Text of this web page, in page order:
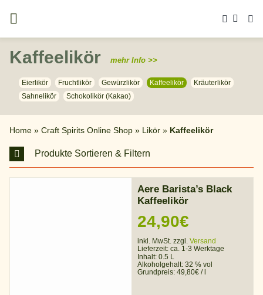
Inhalt
springen
Kaffeelikör mehr Info >>
Eierlikör Fruchtlikör Gewürzlikör Kaffeelikör
Kräuterlikör
Sahnelikör
Schokolikör (Kakao)
Home» Craft Spirits Online Shop» Likör» Kaffeelikör
Produkte Sortieren & Filtern
Aere Barista’s Black
Kaffeelikör
24,90€
inkl. MwSt. zzgl. Versand
Lieferzeit: ca. 1-3 Werktage
Inhalt: 0.5 L
Alkoholgehalt: 32 % vol
Grundpreis: 49,80€ /